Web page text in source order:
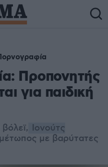
Προπονητής
για παιδική
Ιονούτς
με βαρύτατες